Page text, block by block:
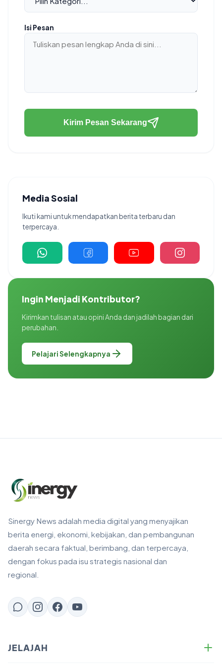
Isi Pesan
Kirim Pesan Sekarang
Media Sosial
Ikuti kami untuk mendapatkan berita terbaru dan
terpercaya.
Ingin Menjadi Kontributor?
Kirimkan tulisan atau opini Anda dan jadilah bagian dari
perubahan.
Pelajari Selengkapnya
Sinergy News adalah media digital yang menyajikan
berita energi, ekonomi, kebijakan, dan pembangunan
daerah secara faktual, berimbang, dan terpercaya,
dengan fokus pada isu strategis nasional dan
regional.
JELAJAH